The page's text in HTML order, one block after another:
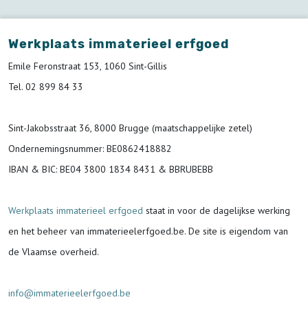
Werkplaats immaterieel erfgoed
Emile Feronstraat 153, 1060 Sint-Gillis
Tel. 02 899 84 33
Sint-Jakobsstraat 36, 8000 Brugge (maatschappelijke zetel)
Ondernemingsnummer: BE0862418882
IBAN & BIC: BE04 3800 1834 8431 & BBRUBEBB
Werkplaats immaterieel erfgoed staat in voor de dagelijkse werking
en het beheer van immaterieelerfgoed.be. De site is eigendom van
de Vlaamse overheid.
info@immaterieelerfgoed.be